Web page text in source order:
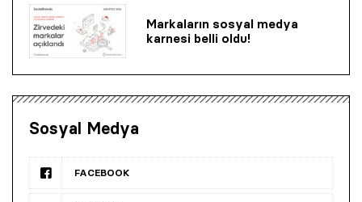
Markaların sosyal medya
karnesi belli oldu!
Sosyal Medya
FACEBOOK